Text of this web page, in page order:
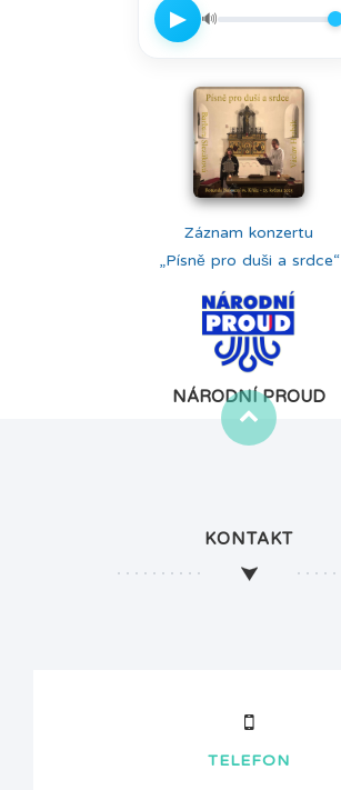
▶ 🔊
Záznam konzertu
„Písně pro duši a srdce“
NÁRODNÍ PROUD
KONTAKT
TELEFON